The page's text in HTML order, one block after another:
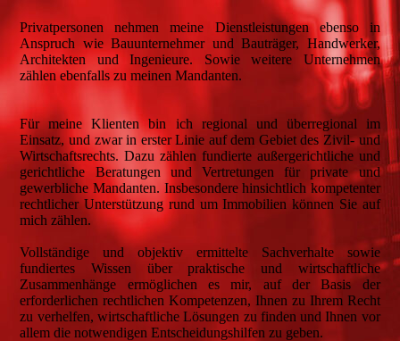
Privatpersonen nehmen meine Dienstleistungen ebenso in
Anspruch wie Bauunternehmer und Bauträger, Handwerker,
Architekten und Ingenieure. Sowie weitere Unternehmen
zählen ebenfalls zu meinen Mandanten.
Für meine Klienten bin ich regional und überregional im
Einsatz, und zwar in erster Linie auf dem Gebiet des Zivil- und
Wirtschaftsrechts. Dazu zählen fundierte außergerichtliche und
gerichtliche Beratungen und Vertretungen für private und
gewerbliche Mandanten. Insbesondere hinsichtlich kompetenter
rechtlicher Unterstützung rund um Immobilien können Sie auf
mich zählen.
Vollständige und objektiv ermittelte Sachverhalte sowie
fundiertes Wissen über praktische und wirtschaftliche
Zusammenhänge ermöglichen es mir, auf der Basis der
erforderlichen rechtlichen Kompetenzen, Ihnen zu Ihrem Recht
zu verhelfen, wirtschaftliche Lösungen zu finden und Ihnen vor
allem die notwendigen Entscheidungshilfen zu geben.